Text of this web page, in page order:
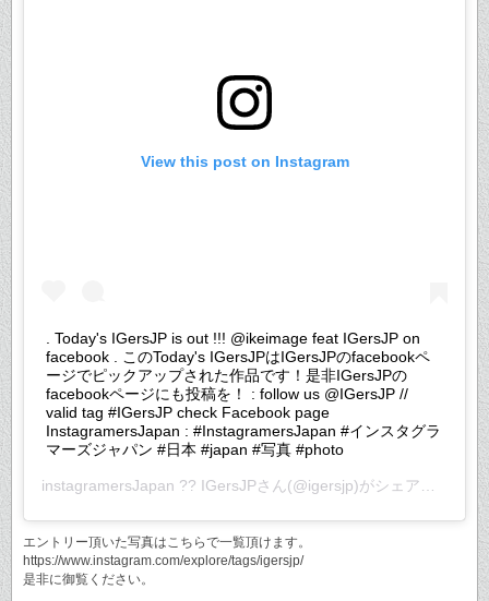
View this post on Instagram
. Today's IGersJP is out !!! @ikeimage feat IGersJP on
facebook . このToday's IGersJPはIGersJPのfacebookペ
ージでピックアップされた作品です！是非IGersJPの
facebookページにも投稿を！ : follow us @IGersJP //
valid tag #IGersJP check Facebook page
InstagramersJapan : #InstagramersJapan #インスタグラ
マーズジャパン #日本 #japan #写真 #photo
instagramersJapan ?? IGersJPさん(@igersjp)がシェアした投稿 –
エントリー頂いた写真はこちらで一覧頂けます。
https://www.instagram.com/explore/tags/igersjp/
是非に御覧ください。